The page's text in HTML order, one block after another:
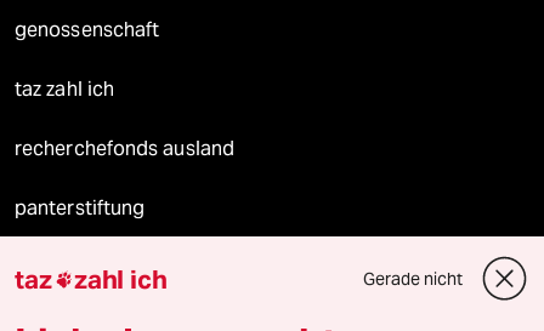
genossenschaft
taz zahl ich
recherchefonds ausland
panterstiftung
panterpreis 2026
taz zahl ich Gerade nicht